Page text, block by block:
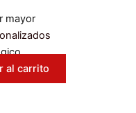
al carrito